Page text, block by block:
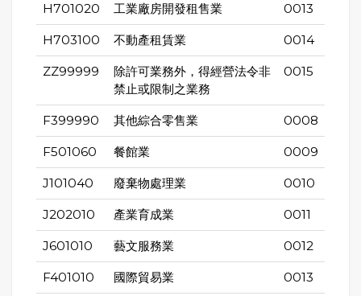
H701020 工業廠房開發租售業 0013
H703100 不動產租賃業 0014
ZZ99999
除許可業務外，得經營法令非
禁止或限制之業務
0015
F399990 其他綜合零售業 0008
F501060 餐館業 0009
J101040 廢棄物處理業 0010
J202010 產業育成業 0011
J601010 藝文服務業 0012
F401010 國際貿易業 0013